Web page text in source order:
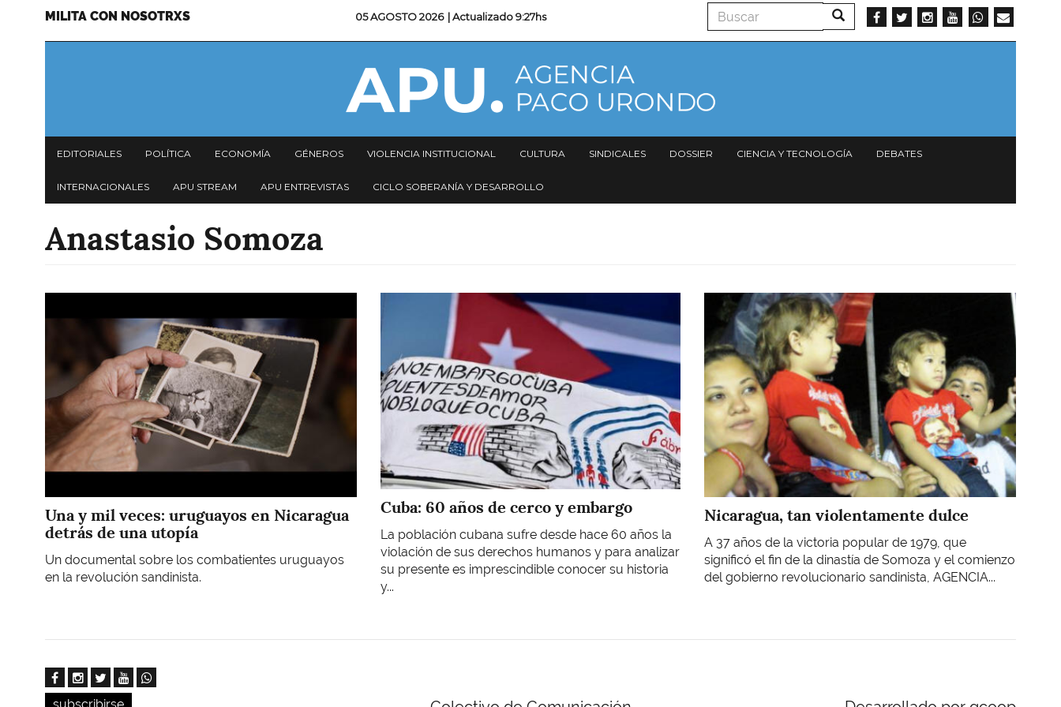
Menu
MILITA CON NOSOTRXS 05 AGOSTO 2026 | Actualizado9:27hs Buscar Buscar
Navegación
principal
EDITORIALES POLÍTICA ECONOMÍA GÉNEROS VIOLENCIA INSTITUCIONAL CULTURA SINDICALES DOSSIER CIENCIA Y TECNOLOGÍA DEBATES
INTERNACIONALES APU STREAM APU ENTREVISTAS CICLO SOBERANÍA Y DESARROLLO
Anastasio Somoza
Una y mil veces: uruguayos en Nicaragua
detrás de una utopía
Un documental sobre los combatientes uruguayos
en la revolución sandinista.
Cuba: 60 años de cerco y embargo
La población cubana sufre desde hace 60 años la
violación de sus derechos humanos y para analizar
su presente es imprescindible conocer su historia
y...
Imagen
Nicaragua, tan violentamente dulce
A 37 años de la victoria popular de 1979, que
significó el fin de la dinastía de Somoza y el comienzo
del gobierno revolucionario sandinista, AGENCIA...